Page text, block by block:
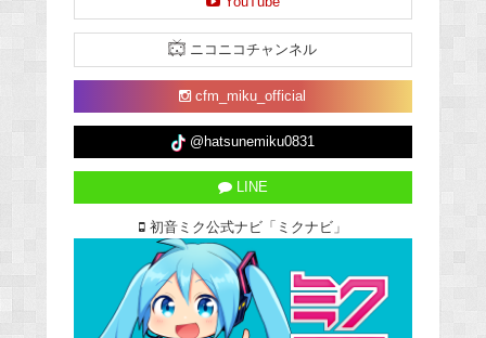
ニコニコチャンネル
cfm_miku_official
@hatsunemiku0831
LINE
初音ミク公式ナビ「ミクナビ」